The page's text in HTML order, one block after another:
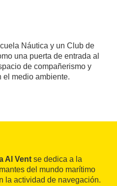
Náutica y un Club de
una puerta de entrada al
de compañerismo y
el medio ambiente.
Al Vent se dedica a la
del mundo marítimo
la actividad de navegación.